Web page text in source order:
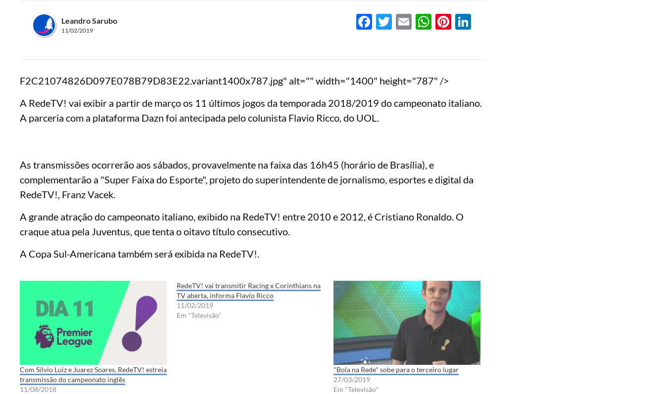
Leandro Sarubo
11/02/2019 Facebook
Twitter
EmailWhatsApp
Pinterest
LinkedIn
F2C21074826D097E078B79D83E22.variant1400x787.jpg" alt="" width="1400" height="787" />
A RedeTV! vai exibir a partir de março os 11 últimos jogos da temporada 2018/2019 do campeonato italiano.
A parceria com a plataforma Dazn foi antecipada pelo colunista Flavio Ricco, do UOL.
As transmissões ocorrerão aos sábados, provavelmente na faixa das 16h45 (horário de Brasília), e
complementarão a "Super Faixa do Esporte", projeto do superintendente de jornalismo, esportes e digital da
RedeTV!, Franz Vacek.
A grande atração do campeonato italiano, exibido na RedeTV! entre 2010 e 2012, é Cristiano Ronaldo. O
craque atua pela Juventus, que tenta o oitavo título consecutivo.
A Copa Sul-Americana também será exibida na RedeTV!.
Com Silvio Luiz e Juarez Soares, RedeTV! estreia
transmissão do campeonato inglês
11/08/2018
RedeTV! vai transmitir Racing x Corinthians na
TV aberta, informa Flavio Ricco
11/02/2019
Em "Televisão"
"Bola na Rede" sobe para o terceiro lugar
27/03/2019
Em "Televisão"